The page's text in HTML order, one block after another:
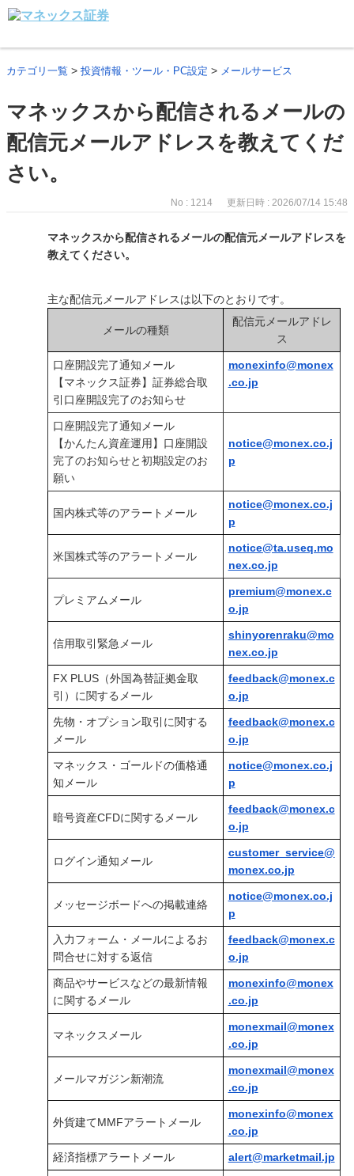
カテゴリ一覧 > 投資情報・ツール・PC設定 > メールサービス
マネックスから配信されるメールの
配信元メールアドレスを教えてくだ
さい。
No : 1214 更新日時 : 2026/07/14 15:48
マネックスから配信されるメールの配信元メールアドレスを
教えてください。
主な配信元メールアドレスは以下のとおりです。
メールの種類
配信元メールアドレ
ス
口座開設完了通知メール
【マネックス証券】証券総合取
引口座開設完了のお知らせ
monexinfo@monex
.co.jp
口座開設完了通知メール
【かんたん資産運用】口座開設
完了のお知らせと初期設定のお
願い
notice@monex.co.j
p
国内株式等のアラートメール
notice@monex.co.j
p
米国株式等のアラートメール
notice@ta.useq.mo
nex.co.jp
プレミアムメール
premium@monex.c
o.jp
信用取引緊急メール
shinyorenraku@mo
nex.co.jp
FX PLUS（外国為替証拠金取
引）に関するメール
feedback@monex.c
o.jp
先物・オプション取引に関する
メール
feedback@monex.c
o.jp
マネックス・ゴールドの価格通
知メール
notice@monex.co.j
p
暗号資産CFDに関するメール
feedback@monex.c
o.jp
ログイン通知メール
customer_service@
monex.co.jp
メッセージボードへの掲載連絡
notice@monex.co.j
p
入力フォーム・メールによるお
問合せに対する返信
feedback@monex.c
o.jp
商品やサービスなどの最新情報
に関するメール
monexinfo@monex
.co.jp
マネックスメール
monexmail@monex
.co.jp
メールマガジン新潮流
monexmail@monex
.co.jp
外貨建てMMFアラートメール
monexinfo@monex
.co.jp
経済指標アラートメール alert@marketmail.jp